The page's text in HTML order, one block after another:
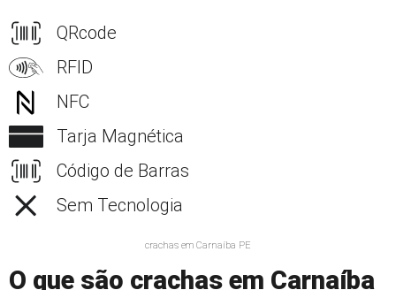
QRcode
RFID
NFC
Tarja Magnética
Código de Barras
Sem Tecnologia
crachas em Carnaíba PE
O que são crachas em Carnaíba